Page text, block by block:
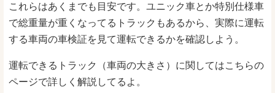
これらはあくまでも目安です。ユニック車とか特別仕様車
で総重量が重くなってるトラックもあるから、実際に運転
する車両の車検証を見て運転できるかを確認しよう。
運転できるトラック（車両の大きさ）に関してはこちらの
ページで詳しく解説してるよ。